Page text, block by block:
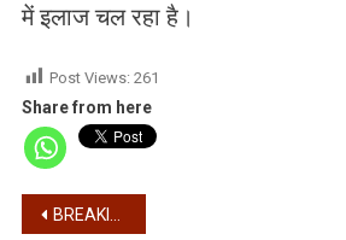
में इलाज चल रहा है।
Post Views: 261
Share from here
Post
BREAKING – बांग्लादेश में हिंदू युवक की हत्या पर कोलकाता में विरोध प्रदर्शन, पुलिस का लाठीचार्ज, स्थिति तनावपूर्ण